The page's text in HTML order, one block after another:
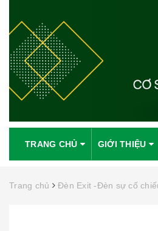
TRANG CHỦ GIỚI THIỆU
Trang chủ Đèn Exit -Đèn sự cố